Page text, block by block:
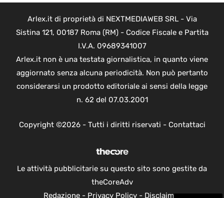
Arlex.it di proprietà di NEXTMEDIAWEB SRL - Via
Sistina 121, 00187 Roma (RM) - Codice Fiscale e Partita
I.V.A. 09689341007
Arlex.it non è una testata giornalistica, in quanto viene
aggiornato senza alcuna periodicità. Non può pertanto
considerarsi un prodotto editoriale ai sensi della legge
n. 62 del 07.03.2001
Copyright ©2026 - Tutti i diritti riservati - Contattaci
Le attività pubblicitarie su questo sito sono gestite da
theCoreAdv
Redazione- Privacy Policy- Disclaimer